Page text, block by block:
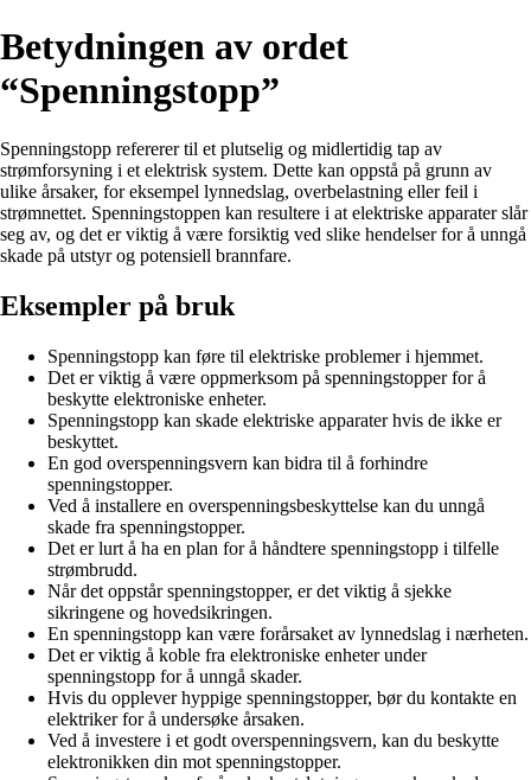
Betydningen av ordet
“Spenningstopp”
Spenningstopp refererer til et plutselig og midlertidig tap av
strømforsyning i et elektrisk system. Dette kan oppstå på grunn av
ulike årsaker, for eksempel lynnedslag, overbelastning eller feil i
strømnettet. Spenningstoppen kan resultere i at elektriske apparater slår
seg av, og det er viktig å være forsiktig ved slike hendelser for å unngå
skade på utstyr og potensiell brannfare.
Eksempler på bruk
Spenningstopp kan føre til elektriske problemer i hjemmet.
Det er viktig å være oppmerksom på spenningstopper for å
beskytte elektroniske enheter.
Spenningstopp kan skade elektriske apparater hvis de ikke er
beskyttet.
En god overspenningsvern kan bidra til å forhindre
spenningstopper.
Ved å installere en overspenningsbeskyttelse kan du unngå
skade fra spenningstopper.
Det er lurt å ha en plan for å håndtere spenningstopp i tilfelle
strømbrudd.
Når det oppstår spenningstopper, er det viktig å sjekke
sikringene og hovedsikringen.
En spenningstopp kan være forårsaket av lynnedslag i nærheten.
Det er viktig å koble fra elektroniske enheter under
spenningstopp for å unngå skader.
Hvis du opplever hyppige spenningstopper, bør du kontakte en
elektriker for å undersøke årsaken.
Ved å investere i et godt overspenningsvern, kan du beskytte
elektronikken din mot spenningstopper.